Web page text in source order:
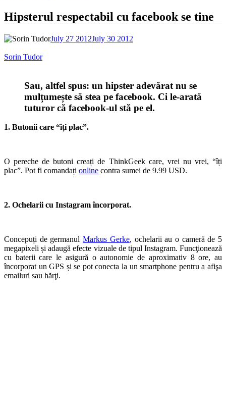
Hipsterul respectabil cu facebook se tine
July 27 2012July 30 2012
Sorin Tudor
Sau, altfel spus: un hipster adevărat nu se
mulțumește să stea pe facebook. Ci le-arată
tuturor că facebook-ul stă pe el.
1. Butonii care “îți plac”.
O pereche de butoni creați de ThinkGeek care, vrei nu vrei, “îți
plac”. Pot fi comandați online contra sumei de 9.99 USD.
2. Ochelarii cu Instagram încorporat.
Concepuți de germanulMarkus Gerke, ochelarii au o cameră de 5
megapixeli și adaugă efecte vizuale de tipul Instagram. Funcţionează
cu baterii care le asigură o autonomie de aproximativ 8 ore, au
încorporat un GPS și se pot conecta la un smartphone pentru a afişa
emailuri sau hărţi.